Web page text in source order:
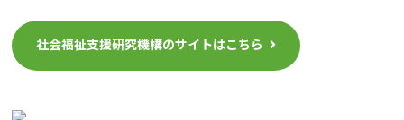
社会福祉支援研究機構のサイトはこちら